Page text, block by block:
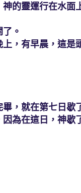
的靈運行在水面
。
，有早晨，這是
，就在第七日歇
為在這日，神歇